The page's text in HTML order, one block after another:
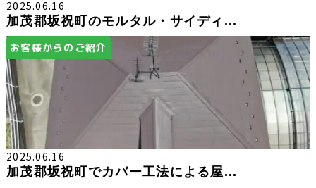
2025.06.16
加茂郡坂祝町のモルタル・サイディ...
お客様からのご紹介
2025.06.16
加茂郡坂祝町でカバー工法による屋...